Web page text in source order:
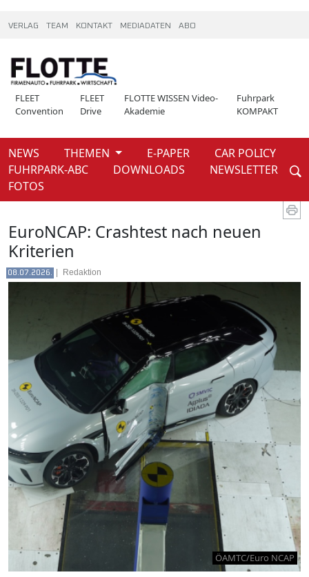
VERLAG TEAM KONTAKT MEDIADATEN ABO
FLEET
Convention
FLEET
Drive
FLOTTE WISSEN Video-
Akademie
Fuhrpark
KOMPAKT
NEWS THEMEN E-PAPER
CAR POLICY
FUHRPARK-ABC
DOWNLOADS
NEWSLETTER
FOTOS
Weiter
News
EuroNCAP: Crashtest nach neuen
Kriterien
08.07.2026. Redaktion
ÖAMTC/Euro NCAP